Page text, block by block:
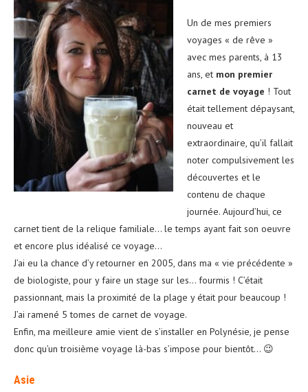
Un de mes premiers
voyages « de rêve »
avec mes parents, à 13
ans, et mon premier
carnet de voyage ! Tout
était tellement dépaysant,
nouveau et
extraordinaire, qu’il fallait
noter compulsivement les
découvertes et le
contenu de chaque
journée. Aujourd’hui, ce
carnet tient de la relique familiale… le temps ayant fait son oeuvre
et encore plus idéalisé ce voyage…
J’ai eu la chance d’y retourner en 2005, dans ma « vie précédente »
de biologiste, pour y faire un stage sur les… fourmis ! C’était
passionnant, mais la proximité de la plage y était pour beaucoup !
J’ai ramené 5 tomes de carnet de voyage.
Enfin, ma meilleure amie vient de s’installer en Polynésie, je pense
donc qu’un troisième voyage là-bas s’impose pour bientôt… 😉
Asie